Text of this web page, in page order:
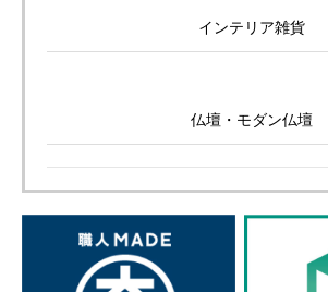
インテリア雑貨
仏壇・モダン仏壇